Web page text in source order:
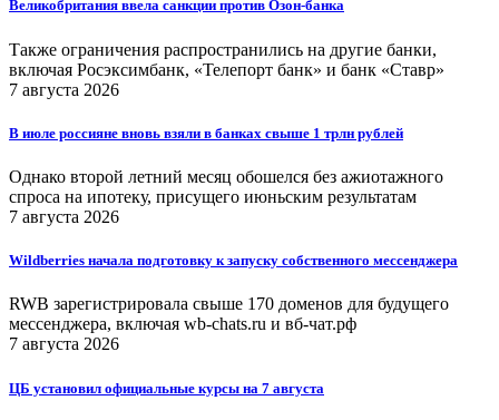
Великобритания ввела санкции против Озон-банка
Также ограничения распространились на другие банки,
включая Росэксимбанк, «Телепорт банк» и банк «Ставр»
7 августа 2026
В июле россияне вновь взяли в банках свыше 1 трлн рублей
Однако второй летний месяц обошелся без ажиотажного
спроса на ипотеку, присущего июньским результатам
7 августа 2026
Wildberries начала подготовку к запуску собственного мессенджера
RWB зарегистрировала свыше 170 доменов для будущего
мессенджера, включая wb-chats.ru и вб-чат.рф
7 августа 2026
ЦБ установил официальные курсы на 7 августа